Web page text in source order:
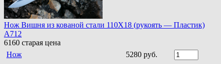
Нож Вишня из кованой стали 110Х18 (рукоять — Пластик)
A712
6160 старая цена
Нож
5280 руб.